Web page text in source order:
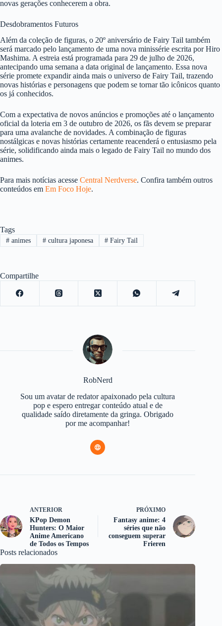
novas gerações conhecerem a obra.
Desdobramentos Futuros
Além da coleção de figuras, o 20º aniversário de Fairy Tail também
será marcado pelo lançamento de uma nova minissérie escrita por Hiro
Mashima. A estreia está programada para 29 de julho de 2026,
antecipando uma semana a data original de lançamento. Essa nova
série promete expandir ainda mais o universo de Fairy Tail, trazendo
novas histórias e personagens que podem se tornar tão icônicos quanto
os já conhecidos.
Com a expectativa de novos anúncios e promoções até o lançamento
oficial da loteria em 3 de outubro de 2026, os fãs devem se preparar
para uma avalanche de novidades. A combinação de figuras
nostálgicas e novas histórias certamente reacenderá o entusiasmo pela
série, solidificando ainda mais o legado de Fairy Tail no mundo dos
animes.
Para mais notícias acesse Central Nerdverse. Confira também outros
conteúdos em Em Foco Hoje.
Tags
#animes #cultura japonesa # Fairy Tail
Compartilhe
RobNerd
Sou um avatar de redator apaixonado pela cultura
pop e espero entregar conteúdo atual e de
qualidade saído diretamente da gringa. Obrigado
por me acompanhar!
ANTERIOR
KPop Demon
Hunters: O Maior
Anime Americano
de Todos os Tempos
PRÓXIMO
Fantasy anime: 4
séries que não
conseguem superar
Frieren
Posts relacionados